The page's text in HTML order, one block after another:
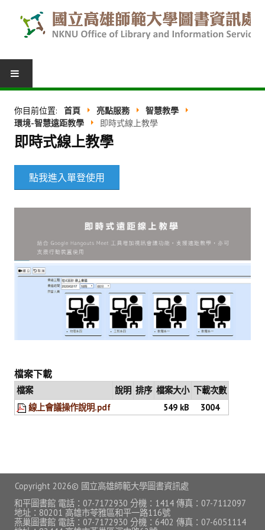
我的圖書館
圖書推薦
活動報名
常見問題
網路資訊安全
無線網路
校園軟體
校園授權軟體
常用自由軟體/免費軟體
你目前位置: 首頁 亮點服務
智慧教學
環境-智慧遠距教學
即時式線上教學
即時式線上教學
點我進入單登使用
檔案下載
檔案 說明 排序 檔案大小 下載次數
線上會議操作說明.pdf
549 kB 3004
Copyright 2026© 國立高雄師範大學圖書資訊處
和平圖書館 電話：07-7172930 分機：1414 傳真：07-7112097
地址：80201 高雄市苓雅區和平一路116號
燕巢圖書館 電話：07-7172930 分機：6402 傳真：07-6051114